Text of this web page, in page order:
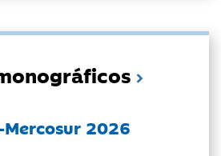
2026